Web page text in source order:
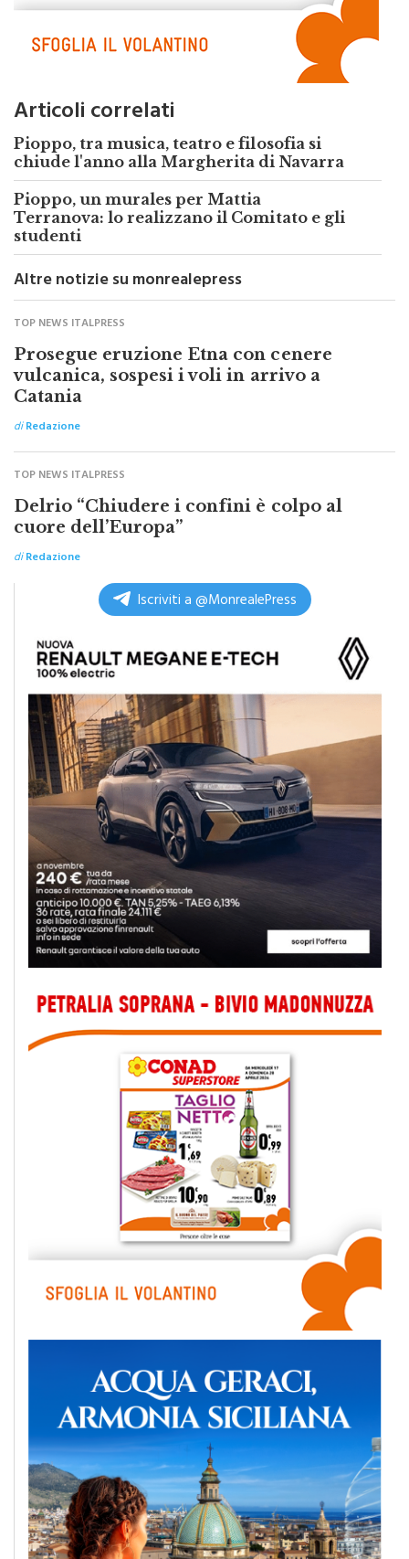
Articoli correlati
Pioppo, tra musica, teatro e filosofia si
chiude l'anno alla Margherita di Navarra
Pioppo, un murales per Mattia
Terranova: lo realizzano il Comitato e gli
studenti
Altre notizie su monrealepress
TOP NEWS ITALPRESS
Prosegue eruzione Etna con cenere
vulcanica, sospesi i voli in arrivo a
Catania
diRedazione
TOP NEWS ITALPRESS
Delrio “Chiudere i confini è colpo al
cuore dell’Europa”
di